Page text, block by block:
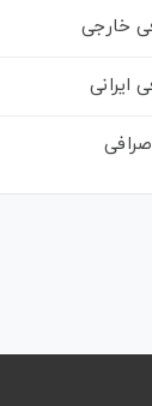
خارجی
ایرانی